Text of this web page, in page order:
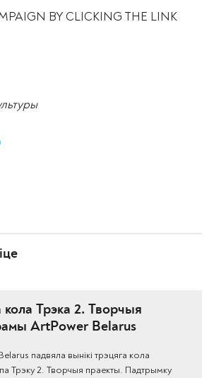
BY CLICKING THE LINK
кола Трэка 2. Творчыя
ArtPower Belarus
падвяла вынікі трэцяга кола
Трэку 2. Творчыя праекты. Падтрымку